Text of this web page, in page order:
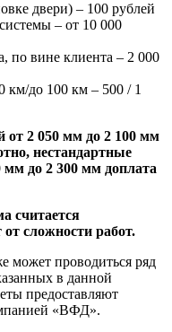
двери) – 100 рублей
– от 10 000
по вине клиента – 2 000
до 100 км – 500 / 1
от 2 050 мм до 2 100 мм
нестандартные
мм до 2 300 мм доплата
считается
сложности работ.
может проводиться ряд
в данной
предоставляют
«ВФД».